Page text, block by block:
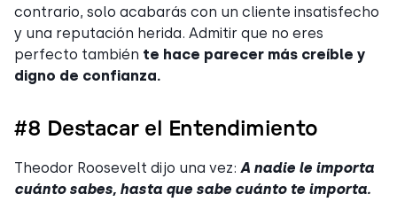
contrario, solo acabarás con un cliente insatisfecho
y una reputación herida. Admitir que no eres
perfecto también te hace parecer más creíble y
digno de confianza.
#8 Destacar el Entendimiento
Theodor Roosevelt dijo una vez: A nadie le importa
cuánto sabes, hasta que sabe cuánto te importa.